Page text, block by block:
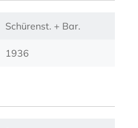
Schürenst. + Bar.
1936